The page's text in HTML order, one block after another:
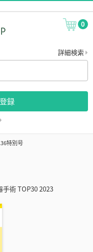
0
詳細検索
録
特別号
術 TOP30 2023